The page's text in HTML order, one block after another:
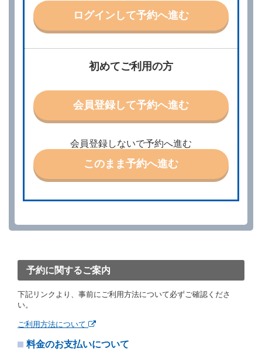
社は、電話連絡並びに電子メールによる予約に応じま
すが、予約内容と実際に相違があった場合でも当社は
責任を負わないものとします。
当社は、借受人から予約の申込みがあったときは、原
則として、当社の保有するレンタカーの範囲内で予約
特に認める場合を除き、別に定める予約申込金を支払
第３条（予約の変更）
借受人は、前条第１項の借受条件を変更しようとする
ときは、あらかじめ当社の承諾を受けなければならな
第４条（予約の取消し等）
借受人は、別に定める方法により予約を取り消すこと
前２項の場合、借受人は、別に定めるところにより予
約申込金を借受人に返還するものとします。
当社の都合により、予約が取り消されたとき、又は貸
約申込金を返還するものとします。
若しくは当社のいずれの責にもよらない事由により貸
渡契約が締結されなかったときは、予約は取り消され
たものとします。この場合、当社は受領済の予約申込
金を返還するものとします。
初めてご利用の方
会員登録して予約へ進む
会員登録しないで予約へ進む
このまま予約へ進む
ログインして予約へ進む
予約に関するご案内
下記リンクより、事前にご利用方法について必ずご確認くださ
い。
ご利用方法について
料金のお支払いについて